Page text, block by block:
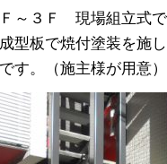
～３Ｆ 現場組立式で
型板で焼付塗装を施し
す。（施主様が用意）